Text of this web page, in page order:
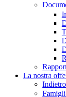
La nostra
Indietro